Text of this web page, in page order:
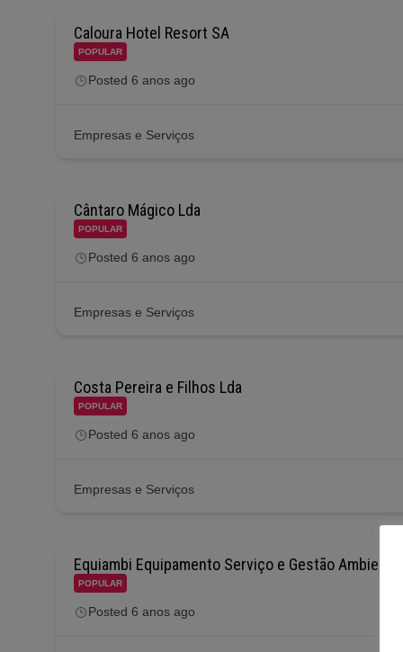
Caloura Hotel Resort SA
POPULAR
Posted 6 anos ago
Empresas e Serviços
Cântaro Mágico Lda
POPULAR
Posted 6 anos ago
Empresas e Serviços
Costa Pereira e Filhos Lda
POPULAR
Posted 6 anos ago
Empresas e Serviços
Equiambi Equipamento Serviço e Gestão
POPULAR
Posted 6 anos ago